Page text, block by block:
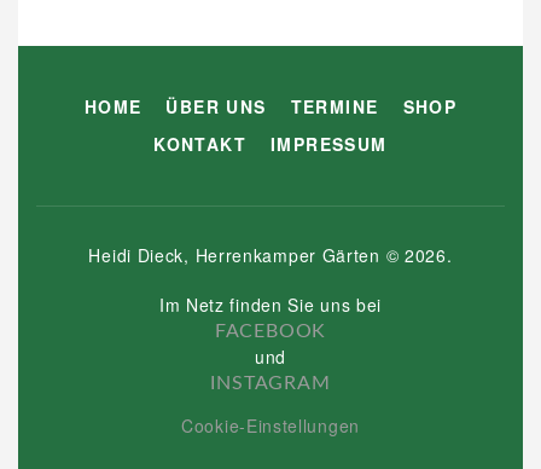
HOME ÜBER UNS TERMINE
SHOP
KONTAKT
IMPRESSUM
Heidi Dieck, Herrenkamper Gärten © 2026.
Im Netz finden Sie uns bei
FACEBOOK
und
INSTAGRAM
Cookie-Einstellungen